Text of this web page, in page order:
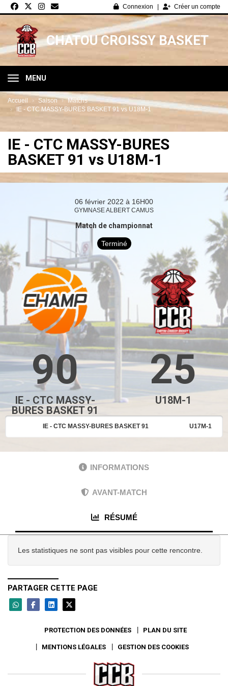
Connexion Créer un compte
CHATOU CROISSY BASKET
MENU
Accueil Saison
Matchs
IE - CTC MASSY-BURES BASKET 91 vs U18M-1
IE - CTC MASSY-BURES
BASKET 91 vs U18M-1
06 février 2022 à 16H00
GYMNASE ALBERT CAMUS
Match de championnat
Terminé
90 25
IE - CTC MASSY-
BURES BASKET 91
U18M-1
IE - CTC MASSY-BURES BASKET 91 U17M-1
INFORMATIONS
AVANT-MATCH
RÉSUMÉ
Les statistiques ne sont pas visibles pour cette rencontre.
PARTAGER CETTE PAGE
PROTECTION DES DONNÉES PLAN DU SITE
MENTIONS LÉGALES GESTION DES COOKIES
Panneau de gestion des cookies